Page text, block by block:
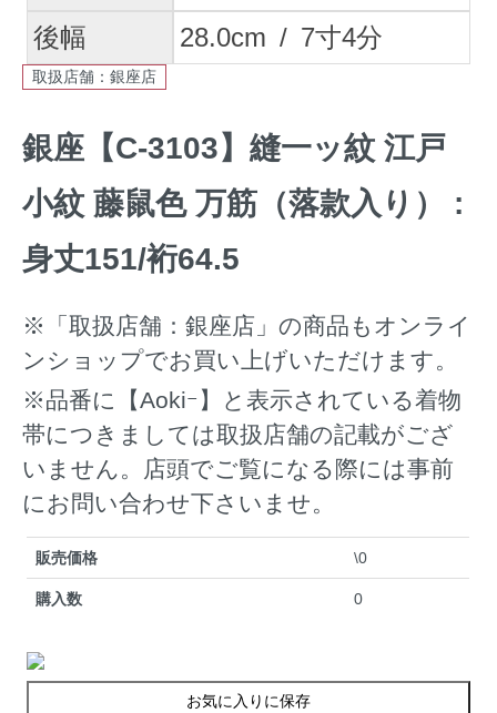
後幅
28.0cm / 7寸4分
取扱店舗：銀座店
銀座【C-3103】縫一ッ紋 江戸
小紋 藤鼠色 万筋（落款入り） :
身丈151/裄64.5
※「取扱店舗：銀座店」の商品もオンライ
ンショップでお買い上げいただけます。
※品番に【Aokiｰ】と表示されている着物
帯につきましては取扱店舗の記載がござ
いません。店頭でご覧になる際には事前
にお問い合わせ下さいませ。
販売価格 \0
購入数 0
お気に入りに保存